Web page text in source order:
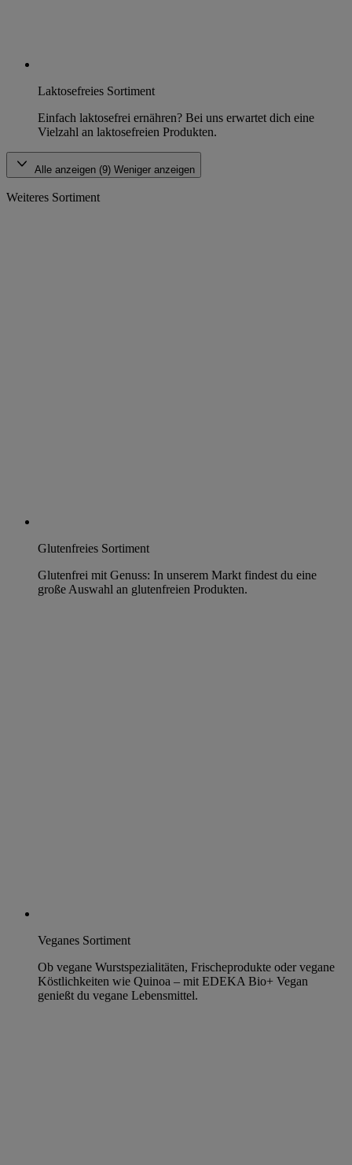
Laktosefreies Sortiment
Einfach laktosefrei ernähren? Bei uns erwartet dich eine
Vielzahl an laktosefreien Produkten.
Alle anzeigen (9) Weniger anzeigen
Weiteres Sortiment
Glutenfreies Sortiment
Glutenfrei mit Genuss: In unserem Markt findest du eine
große Auswahl an glutenfreien Produkten.
Veganes Sortiment
Ob vegane Wurstspezialitäten, Frischeprodukte oder vegane
Köstlichkeiten wie Quinoa – mit EDEKA Bio+ Vegan
genießt du vegane Lebensmittel.